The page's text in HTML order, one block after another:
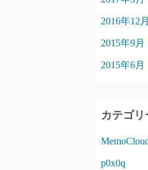
2016年12月
2015年9月
2015年6月
カテゴリ
p0x0q